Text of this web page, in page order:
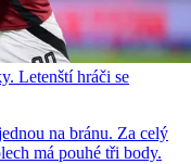
Letenští hráči se
na bránu. Za celý
má pouhé tři body.